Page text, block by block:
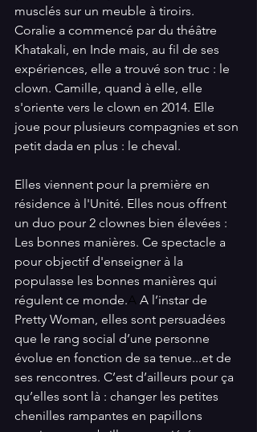
musclés sur un meuble à tiroirs.
Coralie a commencé par du théâtre
Khatakali, en Inde mais, au fil de ses
expériences, elle a trouvé son truc : le
clown. Camille, quand à elle, elle
s'oriente vers le clown en 2014. Elle
joue pour plusieurs compagnies et son
petit dada en plus : le cheval.
Elles viennent pour la première en
résidence à l'Unité. Elles nous offrent
un duo pour 2 clownes bien élevées :
Les bonnes manières. Ce spectacle a
pour objectif d'enseigner à la
populasse les bonnes manières qui
régulent ce monde.A A l’instar de
Pretty Woman, elles sont persuadées
que le rang social d’une personne
évolue en fonction de sa tenue...et de
ses rencontres. C’est d’ailleurs pour ça
qu’elles sont là : changer les petites
chenilles rampantes en papillons